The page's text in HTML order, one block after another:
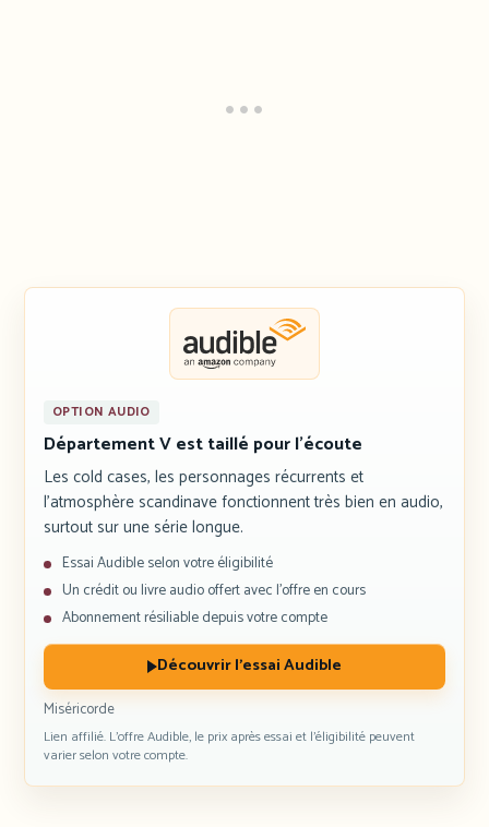
OPTION AUDIO
Département V est taillé pour l’écoute
Les cold cases, les personnages récurrents et
l’atmosphère scandinave fonctionnent très bien en audio,
surtout sur une série longue.
Essai Audible selon votre éligibilité
Un crédit ou livre audio offert avec l’offre en cours
Abonnement résiliable depuis votre compte
Découvrir l’essai Audible
Miséricorde
Lien affilié. L’offre Audible, le prix après essai et l’éligibilité peuvent
varier selon votre compte.